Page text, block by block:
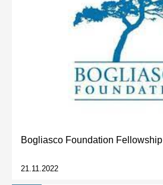
Bogliasco Foundation Fellowship
21.11.2022